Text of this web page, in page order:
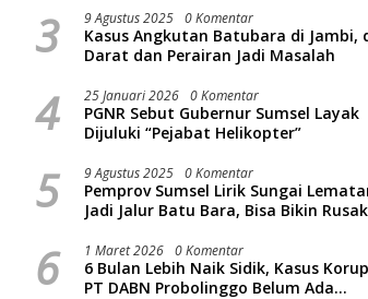
3 9 Agustus 2025 0 Komentar
Kasus Angkutan Batubara di Jambi,
Darat dan Perairan Jadi Masalah
4 25 Januari 2026 0 Komentar
PGNR Sebut Gubernur Sumsel Layak
Dijuluki “Pejabat Helikopter”
5 9 Agustus 2025 0 Komentar
Pemprov Sumsel Lirik Sungai
Jadi Jalur Batu Bara, Bisa Bikin Rusak
6 1 Maret 2026 0 Komentar
6 Bulan Lebih Naik Sidik, Kasus
PT DABN Probolinggo Belum Ada